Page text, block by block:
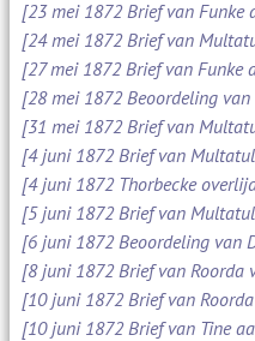
[23 mei 1872 Brief van
[24 mei 1872 Brief van
[27 mei 1872 Brief van
[28 mei 1872 Beoordeling
[31 mei 1872 Brief van
[4 juni 1872 Brief van
[4 juni 1872 Thorbecke
[5 juni 1872 Brief van
[6 juni 1872 Beoordeling van
[8 juni 1872 Brief van
[10 juni 1872 Brief van
[10 juni 1872 Brief van Tine